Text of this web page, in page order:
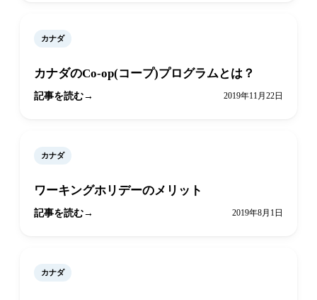
カナダ
カナダのCo-op(コープ)プログラムとは？
記事を読む 2019年11月22日
カナダ
ワーキングホリデーのメリット
記事を読む 2019年8月1日
カナダ